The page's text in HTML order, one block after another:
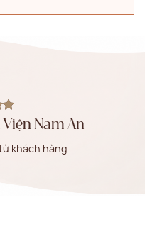
Nam An
khách hàng